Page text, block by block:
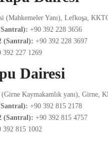
(Mahkemeler Yanı), Lefkoşa,
+90 392 228 3656
(Santral): +90 392 228 3697
392 227 1269
Dairesi
Kaymakamlık yanı), Girne,
+90 392 815 2178
(Santral): +90 392 815 4757
392 815 1002